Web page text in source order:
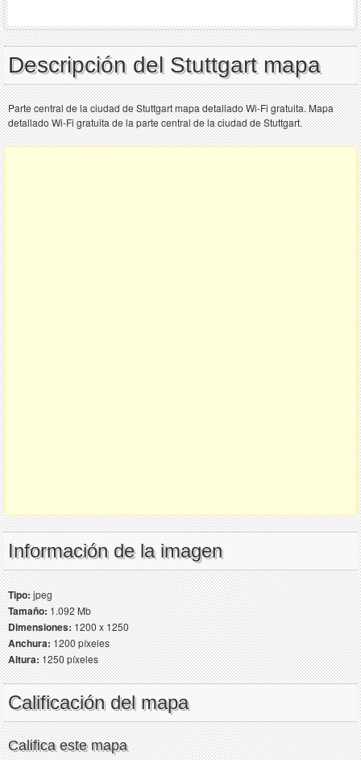
Descripción del Stuttgart mapa
Parte central de la ciudad de Stuttgart mapa detallado Wi-Fi gratuita. Mapa
detallado Wi-Fi gratuita de la parte central de la ciudad de Stuttgart.
Información de la imagen
Tipo:jpeg
Tamaño:1.092 Mb
Dimensiones:1200 x 1250
Anchura:1200 píxeles
Altura:1250 píxeles
Calificación del mapa
Califica este mapa